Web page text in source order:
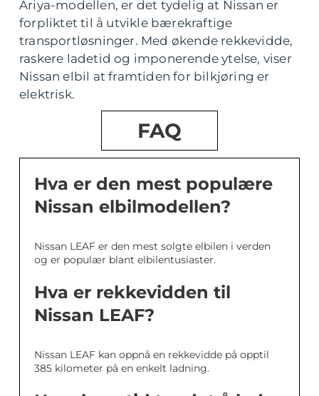
Ariya-modellen, er det tydelig at Nissan er
forpliktet til å utvikle bærekraftige
transportløsninger. Med økende rekkevidde,
raskere ladetid og imponerende ytelse, viser
Nissan elbil at framtiden for bilkjøring er
elektrisk.
FAQ
Hva er den mest populære
Nissan elbilmodellen?
Nissan LEAF er den mest solgte elbilen i verden
og er populær blant elbilentusiaster.
Hva er rekkevidden til
Nissan LEAF?
Nissan LEAF kan oppnå en rekkevidde på opptil
385 kilometer på en enkelt ladning.